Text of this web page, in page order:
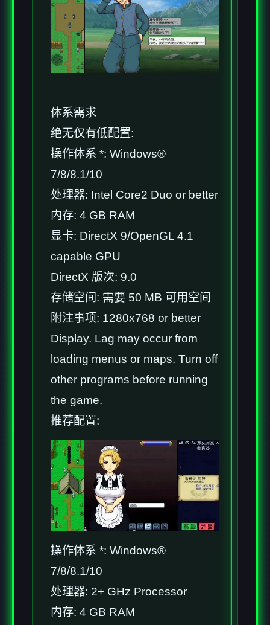
体系需求
绝无仅有低配置:
操作体系 *: Windows®
7/8/8.1/10
处理器: Intel Core2 Duo or better
内存: 4 GB RAM
显卡: DirectX 9/OpenGL 4.1
capable GPU
DirectX 版次: 9.0
存储空间: 需要 50 MB 可用空间
附注事项: 1280x768 or better
Display. Lag may occur from
loading menus or maps. Turn off
other programs before running
the game.
推荐配置:
操作体系 *: Windows®
7/8/8.1/10
处理器: 2+ GHz Processor
内存: 4 GB RAM